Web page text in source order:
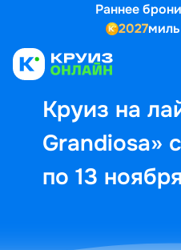
Раннее
2027
Круиз на
Grandiosa»
по 13
Выбор